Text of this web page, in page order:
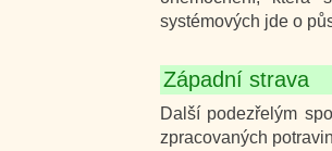
systémových jde o
Západní strava
Další podezřelým
zpracovaných